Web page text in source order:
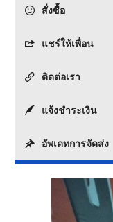
สั่งซื้อ
แชร์ให้เพื่อน
ติดต่อเรา
แจ้งชำระเงิน
อัพเดทการจัดส่ง